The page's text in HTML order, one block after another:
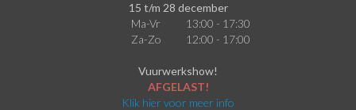
15 t/m 28 december
Ma-Vr
13:00 - 17:30
Za-Zo
12:00 - 17:00
Vuurwerkshow!
AFGELAST!
Klik hier voor meer info